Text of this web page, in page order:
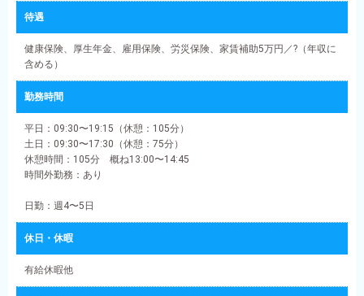
待遇
健康保険、厚生年金、雇用保険、労災保険、家賃補助5万円／?（年収に
含める）
勤務時間
平日：09:30〜19:15（休憩：105分）
土日：09:30〜17:30（休憩：75分）
休憩時間：105分 概ね13:00〜14:45
時間外勤務：あり
日勤：週4〜5日
休日・休暇
有給休暇他